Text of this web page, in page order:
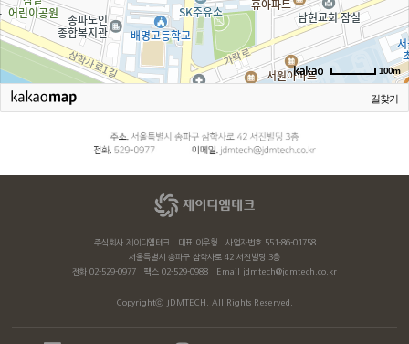
100m
길찾기
주식회사 제이디엠테크 대표 이우형 사업자번호 551-86-01758
서울특별시 송파구 삼학사로 42 서진빌딩 3층
전화 02-529-0977 팩스 02-529-0988 Email jdmtech@jdmtech.co.kr
Copyrightⓒ JDMTECH. All Rights Reserved.